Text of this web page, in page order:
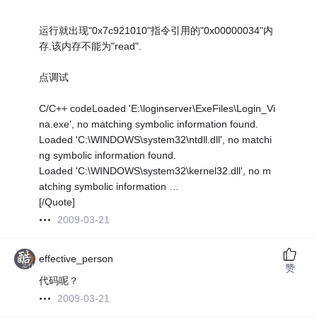
运行就出现"0x7c921010"指令引用的"0x00000034"内
存.该内存不能为"read".
点调试
C/C++ codeLoaded 'E:\loginserver\ExeFiles\Login_Vi
na.exe', no matching symbolic information found.
Loaded 'C:\WINDOWS\system32\ntdll.dll', no matchi
ng symbolic information found.
Loaded 'C:\WINDOWS\system32\kernel32.dll', no m
atching symbolic information …
[/Quote]
2009-03-21
effective_person
代码呢？
2009-03-21
赞